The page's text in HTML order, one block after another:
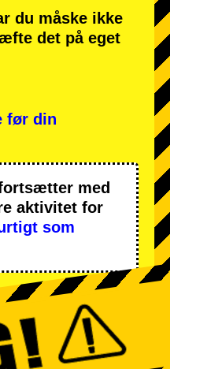
du måske ikke
det på eget
før din
med
aktivitet for
som